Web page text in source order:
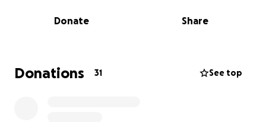
noch zu jung, um zu arbeiten. Ich bin gerade in der
Familiennachzug zu finanzieren und das Geld meiner
Mama zukommen zu lassen.
Donate Share
Donations 31 See top